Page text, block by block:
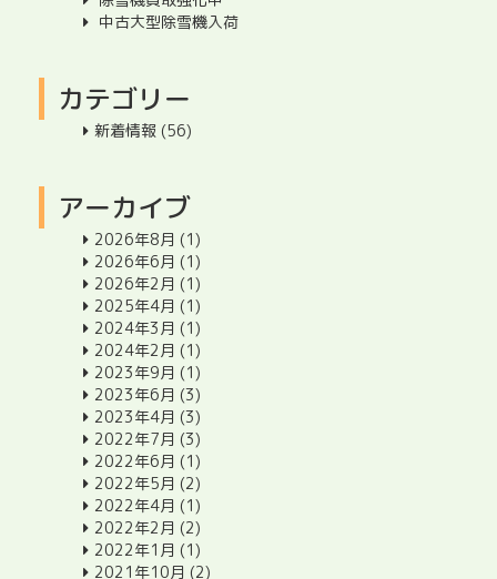
中古大型除雪機入荷
カテゴリー
新着情報 (56)
アーカイブ
2026年8月 (1)
2026年6月 (1)
2026年2月 (1)
2025年4月 (1)
2024年3月 (1)
2024年2月 (1)
2023年9月 (1)
2023年6月 (3)
2023年4月 (3)
2022年7月 (3)
2022年6月 (1)
2022年5月 (2)
2022年4月 (1)
2022年2月 (2)
2022年1月 (1)
2021年10月 (2)